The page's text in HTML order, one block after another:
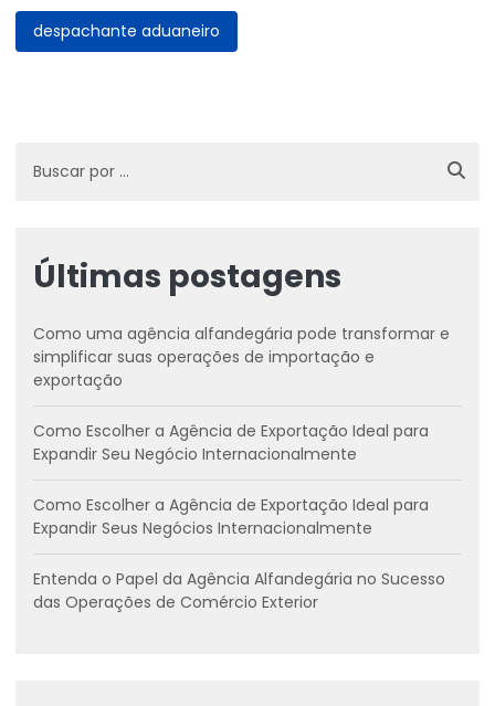
despachante aduaneiro
Últimas postagens
Como uma agência alfandegária pode transformar e
simplificar suas operações de importação e
exportação
Como Escolher a Agência de Exportação Ideal para
Expandir Seu Negócio Internacionalmente
Como Escolher a Agência de Exportação Ideal para
Expandir Seus Negócios Internacionalmente
Entenda o Papel da Agência Alfandegária no Sucesso
das Operações de Comércio Exterior